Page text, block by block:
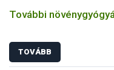
További
TOVÁBB